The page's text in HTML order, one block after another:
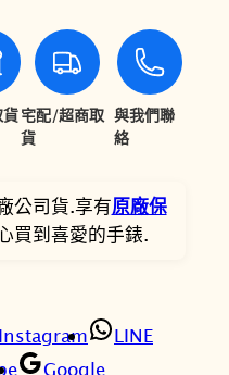
,
4
7
2
。
貨宅配/超商取
貨
與我們聯
絡
公司貨.享有原廠保
買到喜愛的手錶.
Instagram
LINE
Google